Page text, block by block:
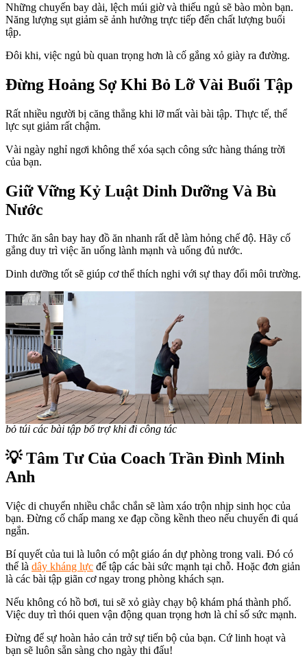
Những chuyến bay dài, lệch múi giờ và thiếu ngủ sẽ bào mòn bạn.
Năng lượng sụt giảm sẽ ảnh hưởng trực tiếp đến chất lượng buổi
tập.
Đôi khi, việc ngủ bù quan trọng hơn là cố gắng xỏ giày ra đường.
Đừng Hoảng Sợ Khi Bỏ Lỡ Vài Buổi Tập
Rất nhiều người bị căng thẳng khi lỡ mất vài bài tập. Thực tế, thể
lực sụt giảm rất chậm.
Vài ngày nghỉ ngơi không thể xóa sạch công sức hàng tháng trời
của bạn.
Giữ Vững Kỷ Luật Dinh Dưỡng Và Bù
Nước
Thức ăn sân bay hay đồ ăn nhanh rất dễ làm hỏng chế độ. Hãy cố
gắng duy trì việc ăn uống lành mạnh và uống đủ nước.
Dinh dưỡng tốt sẽ giúp cơ thể thích nghi với sự thay đổi môi trường.
bỏ túi các bài tập bổ trợ khi đi công tác
💡 Tâm Tư Của Coach Trần Đình Minh
Anh
Việc di chuyển nhiều chắc chắn sẽ làm xáo trộn nhịp sinh học của
bạn. Đừng cố chấp mang xe đạp cồng kềnh theo nếu chuyến đi quá
ngắn.
Bí quyết của tui là luôn có một giáo án dự phòng trong vali. Đó có
thể là dây kháng lực để tập các bài sức mạnh tại chỗ. Hoặc đơn giản
là các bài tập giãn cơ ngay trong phòng khách sạn.
Nếu không có hồ bơi, tui sẽ xỏ giày chạy bộ khám phá thành phố.
Việc duy trì thói quen vận động quan trọng hơn là chỉ số sức mạnh.
Đừng để sự hoàn hảo cản trở sự tiến bộ của bạn. Cứ linh hoạt và
bạn sẽ luôn sẵn sàng cho ngày thi đấu!